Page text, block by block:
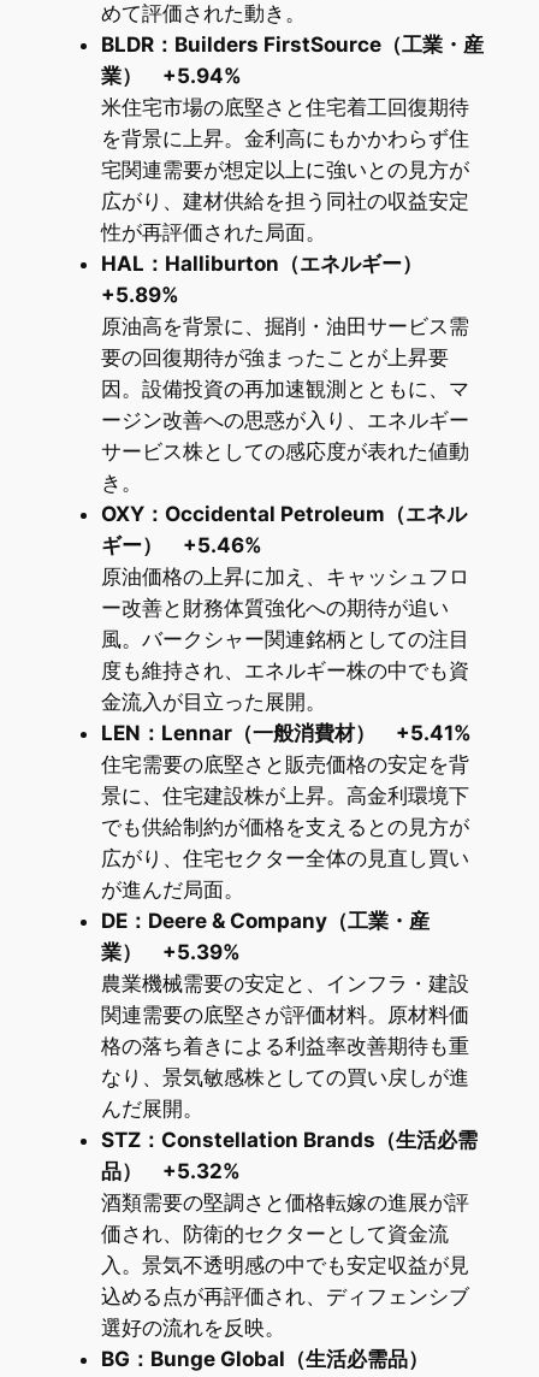
めて評価された動き。
BLDR：Builders FirstSource（工業・産
業） +5.94%
米住宅市場の底堅さと住宅着工回復期待
を背景に上昇。金利高にもかかわらず住
宅関連需要が想定以上に強いとの見方が
広がり、建材供給を担う同社の収益安定
性が再評価された局面。
HAL：Halliburton（エネルギー）
+5.89%
原油高を背景に、掘削・油田サービス需
要の回復期待が強まったことが上昇要
因。設備投資の再加速観測とともに、マ
ージン改善への思惑が入り、エネルギー
サービス株としての感応度が表れた値動
き。
OXY：Occidental Petroleum（エネル
ギー） +5.46%
原油価格の上昇に加え、キャッシュフロ
ー改善と財務体質強化への期待が追い
風。バークシャー関連銘柄としての注目
度も維持され、エネルギー株の中でも資
金流入が目立った展開。
LEN：Lennar（一般消費材） +5.41%
住宅需要の底堅さと販売価格の安定を背
景に、住宅建設株が上昇。高金利環境下
でも供給制約が価格を支えるとの見方が
広がり、住宅セクター全体の見直し買い
が進んだ局面。
DE：Deere & Company（工業・産
業） +5.39%
農業機械需要の安定と、インフラ・建設
関連需要の底堅さが評価材料。原材料価
格の落ち着きによる利益率改善期待も重
なり、景気敏感株としての買い戻しが進
んだ展開。
STZ：Constellation Brands（生活必需
品） +5.32%
酒類需要の堅調さと価格転嫁の進展が評
価され、防衛的セクターとして資金流
入。景気不透明感の中でも安定収益が見
込める点が再評価され、ディフェンシブ
選好の流れを反映。
BG：Bunge Global（生活必需品）